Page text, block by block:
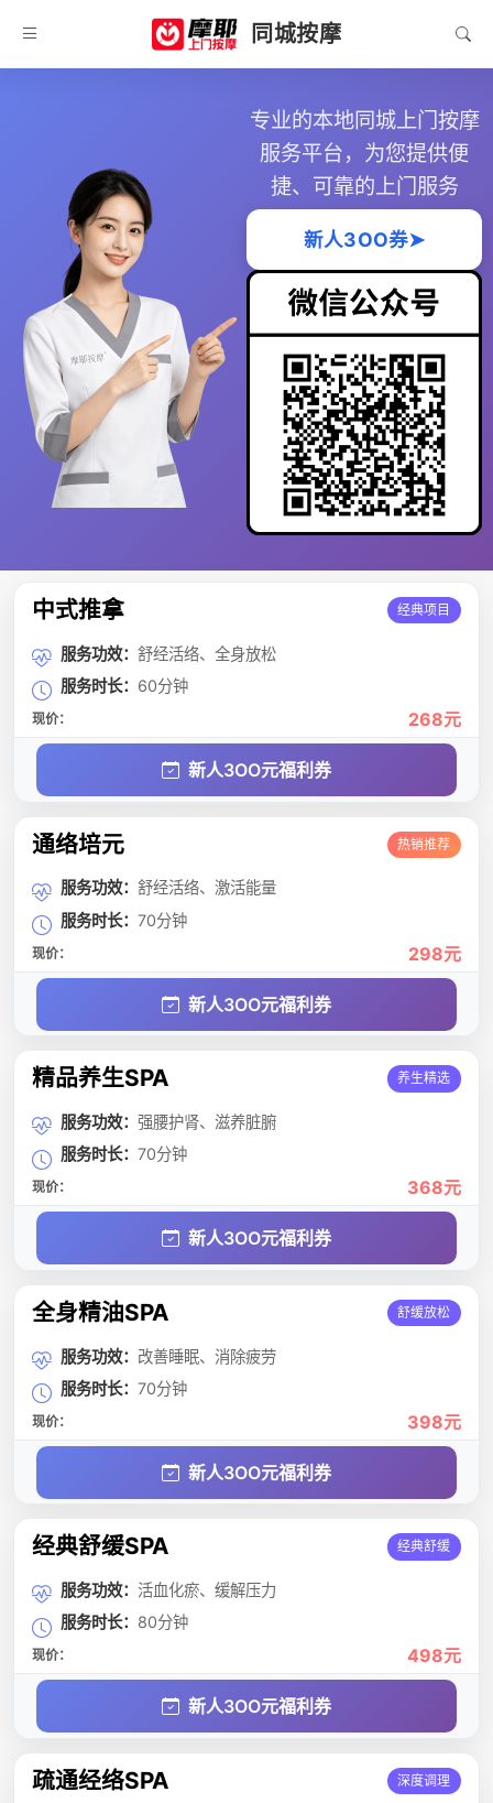
同城按摩
专业的本地同城上门按摩
服务平台，为您提供便
捷、可靠的上门服务
新人3OO券➤
中式推拿 经典项目
服务功效： 舒经活络、全身放松
服务时长： 60分钟
现价： 268元
新人3OO元福利券
通络培元 热销推荐
服务功效： 舒经活络、激活能量
服务时长： 70分钟
现价： 298元
新人3OO元福利券
精品养生SPA 养生精选
服务功效： 强腰护肾、滋养脏腑
服务时长： 70分钟
现价： 368元
新人3OO元福利券
全身精油SPA 舒缓放松
服务功效： 改善睡眠、消除疲劳
服务时长： 70分钟
现价： 398元
新人3OO元福利券
经典舒缓SPA 经典舒缓
服务功效： 活血化瘀、缓解压力
服务时长： 80分钟
现价： 498元
新人3OO元福利券
疏通经络SPA 深度调理